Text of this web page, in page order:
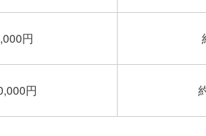
円
円